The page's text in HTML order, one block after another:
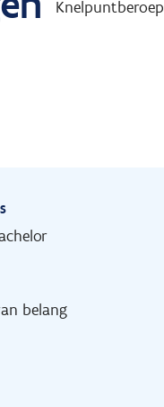
Knelpuntberoep
belang